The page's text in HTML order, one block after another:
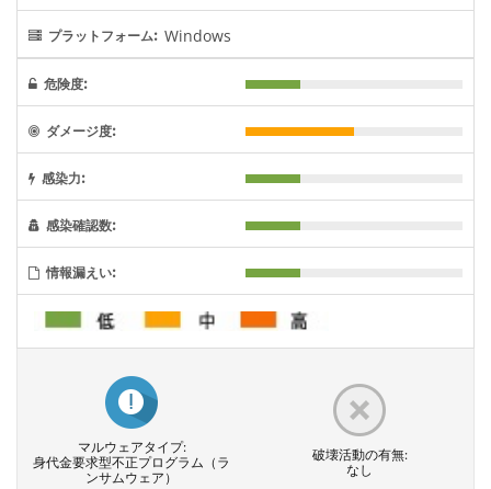
プラットフォーム: Windows
危険度:
ダメージ度:
感染力:
感染確認数:
情報漏えい:
マルウェアタイプ:
身代金要求型不正プログラム（ラ
ンサムウェア）
破壊活動の有無:
なし